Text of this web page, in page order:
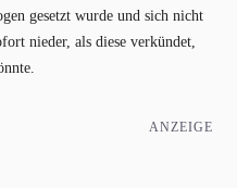
gesetzt wurde und sich nicht
nieder, als diese verkündet,
ANZEIGE